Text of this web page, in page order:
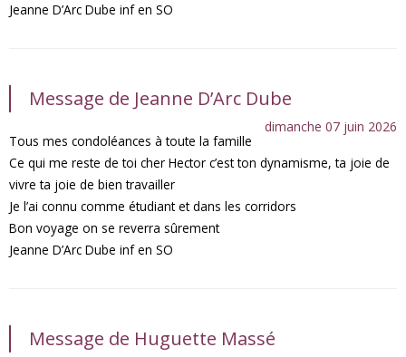
Jeanne D’Arc Dube inf en SO
Message de Jeanne D’Arc Dube
dimanche 07 juin 2026
Tous mes condoléances à toute la famille
Ce qui me reste de toi cher Hector c’est ton dynamisme, ta joie de
vivre ta joie de bien travailler
Je l’ai connu comme étudiant et dans les corridors
Bon voyage on se reverra sûrement
Jeanne D’Arc Dube inf en SO
Message de Huguette Massé